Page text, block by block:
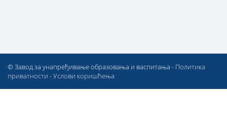
© Завод за унапређивање образовања и васпитања - Политика
приватности -Услови коришћења